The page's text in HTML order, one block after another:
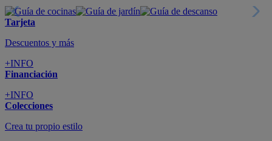
Tarjeta
Descuentos y más
+INFO
Financiación
+INFO
Colecciones
Crea tu propio estilo